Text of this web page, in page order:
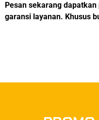
Pesan sekarang
garansi layanan. Khusus